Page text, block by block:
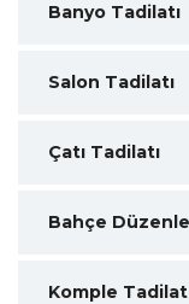
Banyo Tadilatı
Salon Tadilatı
Çatı Tadilatı
Bahçe
Komple Tadilat